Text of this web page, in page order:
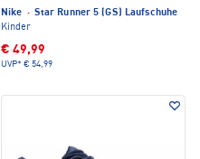
Nike · Star Runner 5 (GS) Laufschuhe
Kinder
€ 49,99
UVP* € 54,99